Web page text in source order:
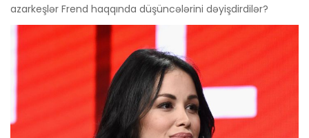
azarkeşlər Frend haqqında düşüncələrini dəyişdirdilər?